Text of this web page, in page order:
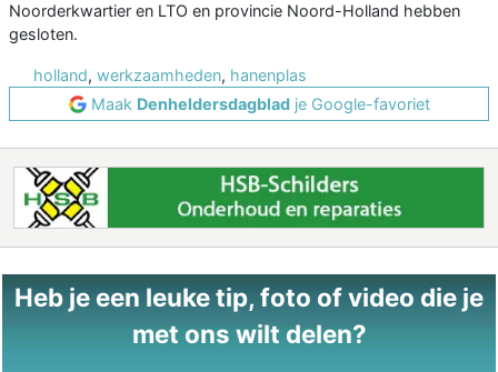
Noorderkwartier en LTO en provincie Noord-Holland hebben
gesloten.
holland, werkzaamheden, hanenplas
Maak Denheldersdagbladje Google-favoriet
Heb je een leuke tip, foto of video die je
met ons wilt delen?